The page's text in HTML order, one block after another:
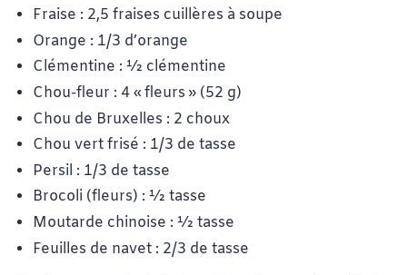
Fraise : 2,5 fraises cuillères à soupe
Orange : 1/3 d’orange
Clémentine : ½ clémentine
Chou-fleur : 4 «fleurs » (52 g)
Chou de Bruxelles : 2 choux
Chou vert frisé : 1/3 de tasse
Persil : 1/3 de tasse
Brocoli (fleurs) : ½ tasse
Moutarde chinoise : ½ tasse
Feuilles de navet : 2/3 de tasse